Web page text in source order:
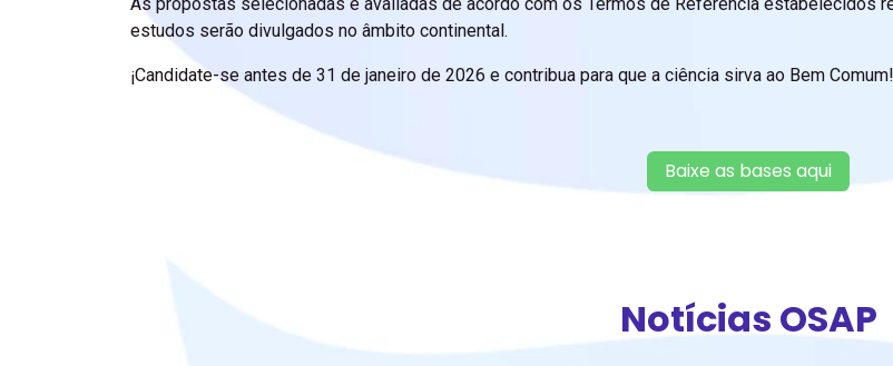
estudos serão divulgados no âmbito continental.
¡Candidate-se antes de 31 de janeiro de 2026 e contribua para que a ciência sirva ao Bem Comum!
Baixe as bases aqui
Notícias OSAP